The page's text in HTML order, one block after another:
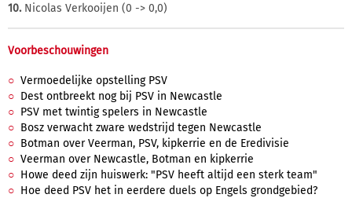
10.Nicolas Verkooijen (0 -> 0,0)
Voorbeschouwingen
Vermoedelijke opstelling PSV
Dest ontbreekt nog bij PSV in Newcastle
PSV met twintig spelers in Newcastle
Bosz verwacht zware wedstrijd tegen Newcastle
Botman over Veerman, PSV, kipkerrie en de Eredivisie
Veerman over Newcastle, Botman en kipkerrie
Howe deed zijn huiswerk: "PSV heeft altijd een sterk team"
Hoe deed PSV het in eerdere duels op Engels grondgebied?